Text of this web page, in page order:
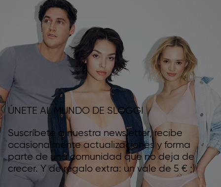
ÚNETE AL MUNDO DE SLOGGI
Suscríbete a nuestra newsletter, recibe
ocasionalmente actualizaciones y forma
parte de una comunidad que no deja de
crecer. Y de regalo extra: un vale de 5 € ;)